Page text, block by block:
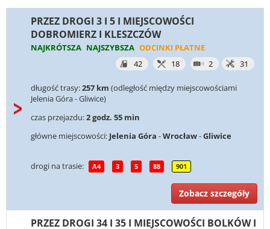
PRZEZ DROGI 3 I 5 I MIEJSCOWOŚCI
DOBROMIERZ I KLESZCZÓW
NAJKRÓTSZA NAJSZYBSZA ODCINKI PŁATNE
42
18 2 31
długość trasy:257 km (odległość między miejscowościami
Jelenia Góra - Gliwice)
czas przejazdu:2 godz. 55 min
główne miejscowości: Jelenia Góra -Wrocław-Gliwice
drogi na trasie: A4 3 5 88 901
Zobacz szczegóły
PRZEZ DROGI 34 I 35 I MIEJSCOWOŚCI BOLKÓW I